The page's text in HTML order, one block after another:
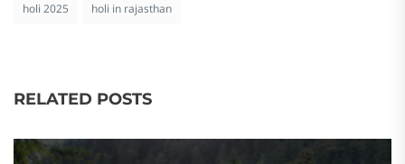
holi 2025 holi in rajasthan
RELATED POSTS